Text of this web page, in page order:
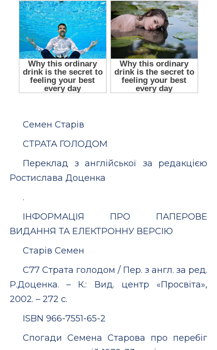
Семен Старів
СТРАТА ГОЛОДОМ
Переклад з англійської за редакцією
Ростислава Доценка
.
ІНФОРМАЦІЯ ПРО ПАПЕРОВЕ
ВИДАННЯ ТА ЕЛЕКТРОННУ ВЕРСІЮ
Старів Семен
С77 Страта голодом / Пер. з англ. за ред.
Р.Доценка. – К.: Вид. центр «Просвіта»,
2002. – 272 с.
ISBN 966-7551-65-2
Спогади Семена Старова про перебіг